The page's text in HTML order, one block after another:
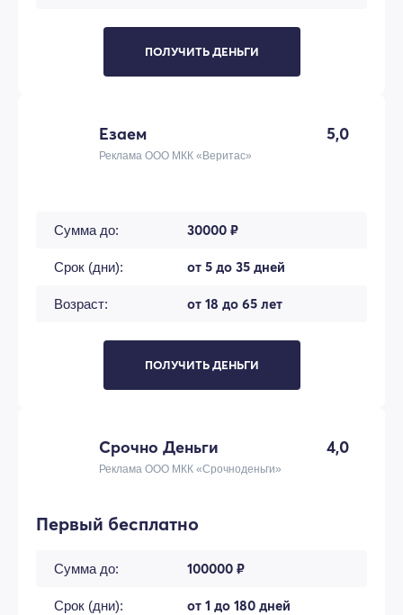
ПОЛУЧИТЬ ДЕНЬГИ
Езаем 5,0
Реклама ООО МКК «Веритас»
Сумма до: 30000 ₽
Срок (дни): от 5 до 35 дней
Возраст: от 18 до 65 лет
ПОЛУЧИТЬ ДЕНЬГИ
Срочно Деньги 4,0
Реклама ООО МКК «Срочноденьги»
Первый бесплатно
Сумма до: 100000 ₽
Срок (дни): от 1 до 180 дней